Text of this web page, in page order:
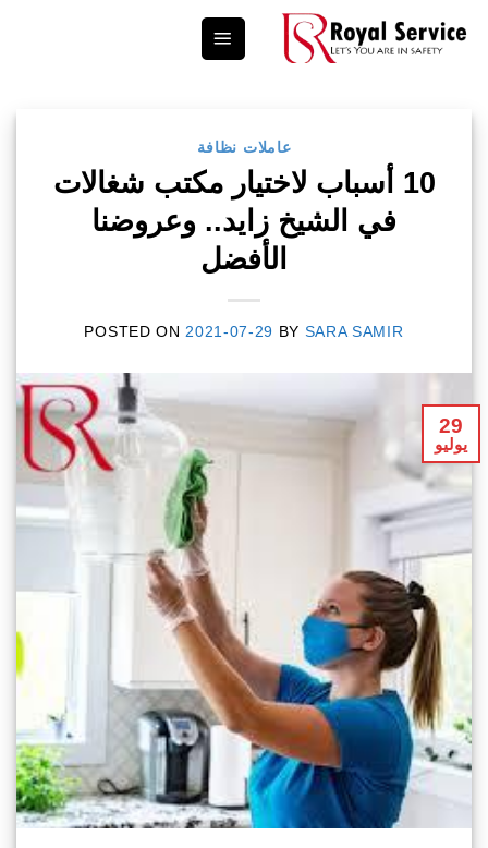
عاملات نظافة
10 أسباب لاختيار مكتب شغالات
في الشيخ زايد.. وعروضنا
الأفضل
POSTED ON 2021-07-29 BY SARA SAMIR
29
يوليو